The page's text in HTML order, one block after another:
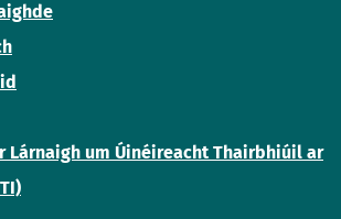
Lárnaigh um Úinéireacht Thairbhiúil ar